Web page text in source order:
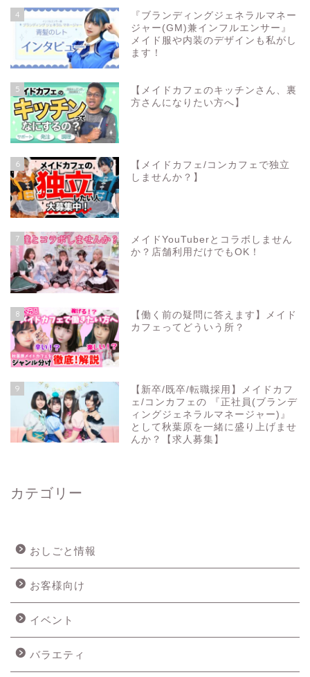
4
『ブランディングジェネラルマネー
ジャー(GM)兼インフルエンサー』
メイド服や内装のデザインも私がし
ます！
5
【メイドカフェのキッチンさん、裏
方さんになりたい方へ】
6
【メイドカフェ/コンカフェで独立
しませんか？】
7
メイドYouTuberとコラボしません
か？店舗利用だけでもOK！
8
【働く前の疑問に答えます】メイド
カフェってどういう所？
9
【新卒/既卒/転職採用】メイドカフ
ェ/コンカフェの 『正社員(ブランデ
ィングジェネラルマネージャー)』
として秋葉原を一緒に盛り上げませ
んか？【求人募集】
カテゴリー
おしごと情報
お客様向け
イベント
バラエティ